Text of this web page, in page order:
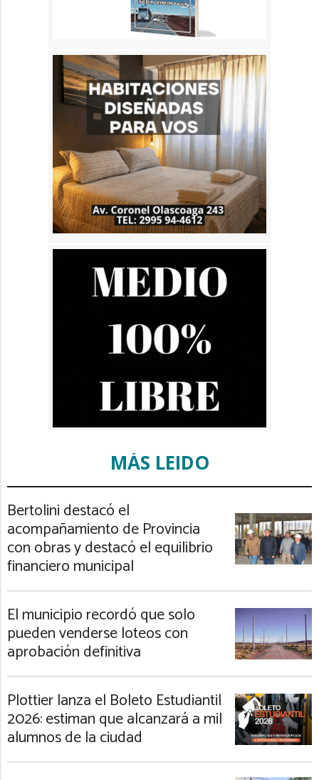
MÁS LEIDO
Bertolini destacó el
acompañamiento de Provincia
con obras y destacó el equilibrio
financiero municipal
El municipio recordó que solo
pueden venderse loteos con
aprobación definitiva
Plottier lanza el Boleto Estudiantil
2026: estiman que alcanzará a mil
alumnos de la ciudad